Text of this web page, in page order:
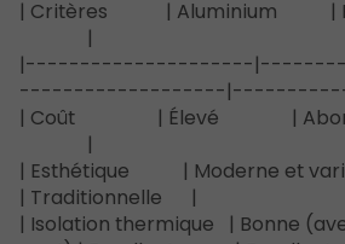
| Critères | Aluminium
|
|---------------------
-------------------
| Coût | Élevé |
|
| Esthétique | Moderne et
| Traditionnelle |
| Isolation thermique | Bonne